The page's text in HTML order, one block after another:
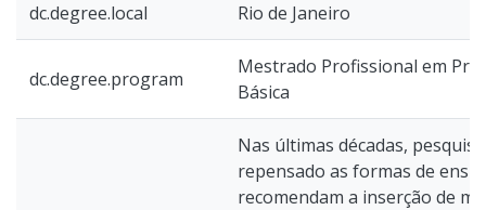
dc.degree.local Rio de Janeiro
dc.degree.program
Mestrado Profissional em
Básica
Nas últimas décadas,
repensado as formas de
recomendam a inserção de